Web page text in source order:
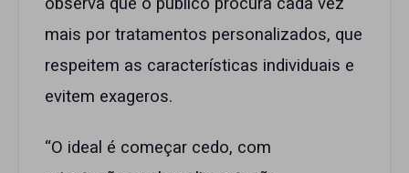
mais por tratamentos personalizados, que
respeitem as características individuais e
evitem exageros.
“O ideal é começar cedo, com